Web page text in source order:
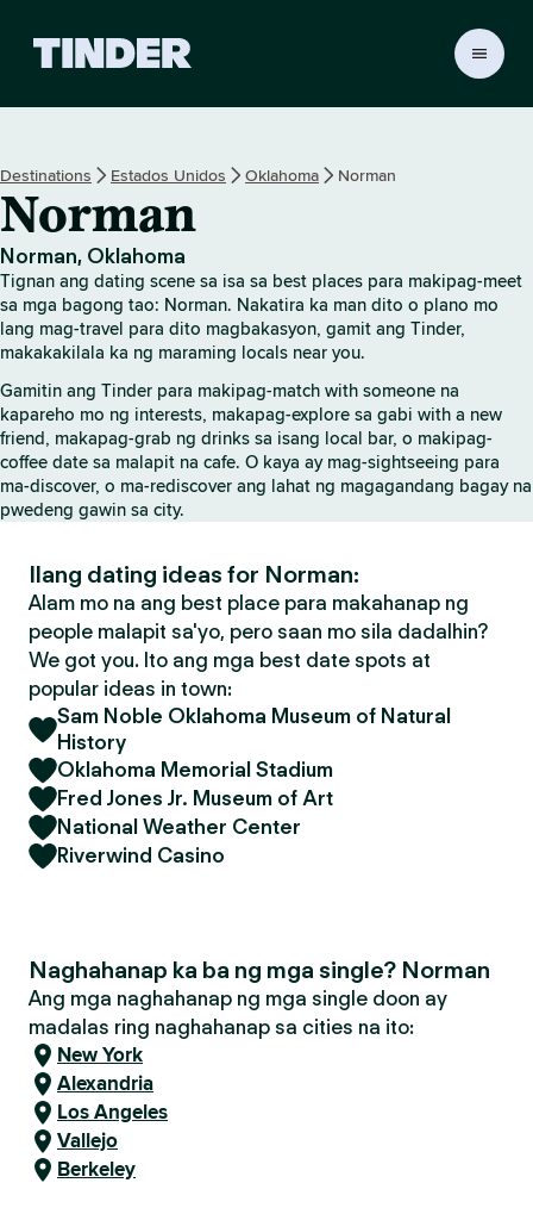
r
e
Destinations Estados Unidos Oklahoma Norman
Norman
Norman, Oklahoma
Tignan ang dating scene sa isa sa best places para makipag-meet
sa mga bagong tao: Norman. Nakatira ka man dito o plano mo
lang mag-travel para dito magbakasyon, gamit ang Tinder,
makakakilala ka ng maraming locals near you.
Gamitin ang Tinder para makipag-match with someone na
kapareho mo ng interests, makapag-explore sa gabi with a new
friend, makapag-grab ng drinks sa isang local bar, o makipag-
coffee date sa malapit na cafe. O kaya ay mag-sightseeing para
ma-discover, o ma-rediscover ang lahat ng magagandang bagay na
pwedeng gawin sa city.
Ilang dating ideas for Norman:
Alam mo na ang best place para makahanap ng
people malapit sa'yo, pero saan mo sila dadalhin?
We got you. Ito ang mga best date spots at
popular ideas in town:
Sam Noble Oklahoma Museum of Natural
History
Oklahoma Memorial Stadium
Fred Jones Jr. Museum of Art
National Weather Center
Riverwind Casino
Naghahanap ka ba ng mga single? Norman
Ang mga naghahanap ng mga single doon ay
madalas ring naghahanap sa cities na ito:
New York
Alexandria
Los Angeles
Vallejo
Berkeley